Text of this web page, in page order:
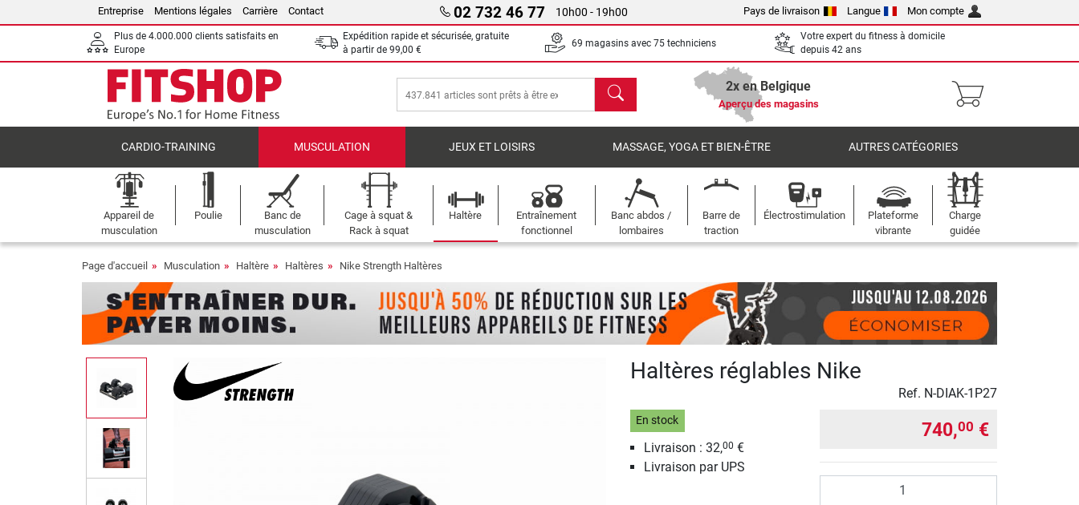
Entreprise Mentions légales Carrière Contact 02 732 46 77 10h00 - 19h00 Pays de livraison Langue Mon compte
Plus de 4.000.000 clients satisfaits en
Europe
Expédition rapide et sécurisée, gratuite
à partir de 99,00 €
69 magasins avec 75 techniciens
Votre expert du fitness à domicile
depuis 42 ans
chercher 2x en Belgique
Aperçu des magasins
CARDIO-TRAINING MUSCULATION JEUX ET LOISIRS MASSAGE, YOGA ET BIEN-ÊTRE AUTRES CATÉGORIES
Appareil de
musculation
Poulie
Banc de
musculation
Cage à squat &
Rack à squat
Haltère
Entraînement
fonctionnel
Banc abdos /
lombaires
Barre de
traction
Électrostimulation
Plateforme
vibrante
Charge
guidée
Page d'accueil Musculation Haltère Haltères Nike Strength Haltères
Haltères réglables Nike
Ref. N-DIAK-1P27
En stock
Livraison : 32,00 €
Livraison par UPS
740,00 €